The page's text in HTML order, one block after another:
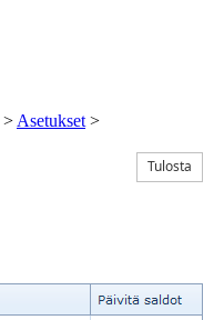
> Asetukset >
Tulosta